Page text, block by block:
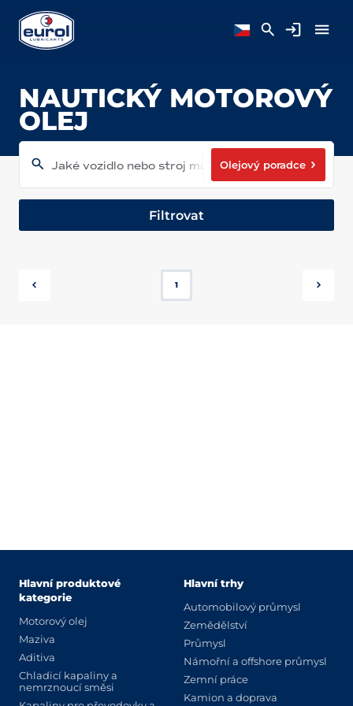
NAUTICKÝ MOTOROVÝ
OLEJ
Jaké vozidlo nebo stroj máte?Olejový poradce
Filtrovat
1
Hlavní produktové
kategorie
Motorový olej
Maziva
Aditiva
Chladicí kapaliny a
nemrznoucí směsi
Hlavní trhy
Automobilový průmysl
Zemědělství
Průmysl
Námořní a offshore průmysl
Zemní práce
Kamion a doprava